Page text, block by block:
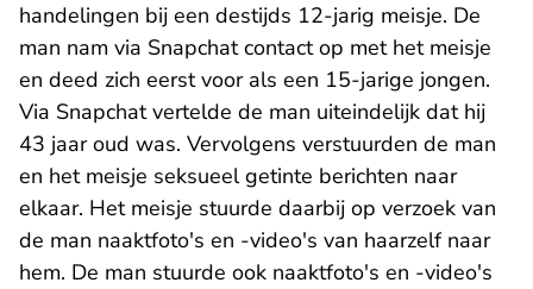
handelingen bij een destijds 12-jarig meisje. De
man nam via Snapchat contact op met het meisje
en deed zich eerst voor als een 15-jarige jongen.
Via Snapchat vertelde de man uiteindelijk dat hij
43 jaar oud was. Vervolgens verstuurden de man
en het meisje seksueel getinte berichten naar
elkaar. Het meisje stuurde daarbij op verzoek van
de man naaktfoto's en -video's van haarzelf naar
hem. De man stuurde ook naaktfoto's en -video's